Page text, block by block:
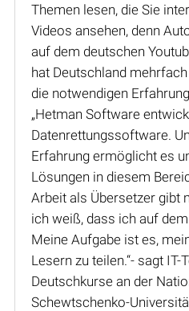
Themen lesen, die Sie
Videos ansehen, denn
auf dem deutschen
hat Deutschland
die notwendigen
„Hetman Software
Datenrettungssoftware.
Erfahrung ermöglicht es
Lösungen in diesem
Arbeit als Übersetzer gibt
ich weiß, dass ich auf
Meine Aufgabe ist es,
Lesern zu teilen.“- sagt
Deutschkurse an der
Schewtschenko-